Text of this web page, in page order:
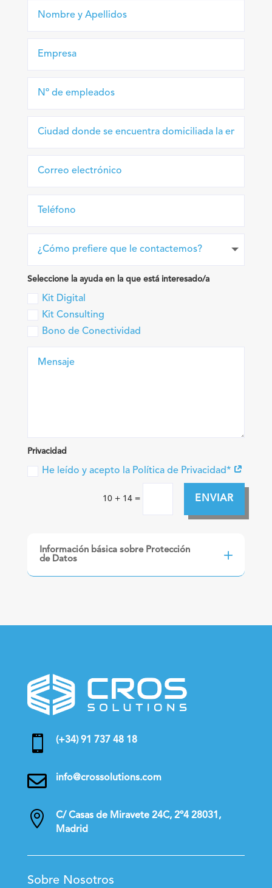
Seleccione la ayuda en la que está interesado/a
Kit Digital
Kit Consulting
Bono de Conectividad
Privacidad
He leído y acepto la Política de Privacidad*
10 + 14 = ENVIAR
Información básica sobre Protección
de Datos
 (+34) 91 737 48 18
 info@crossolutions.com

C/ Casas de Miravete 24C, 2º4 28031,
Madrid
Sobre Nosotros